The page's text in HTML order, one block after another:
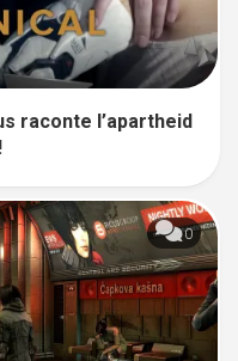
raconte l’apartheid
0